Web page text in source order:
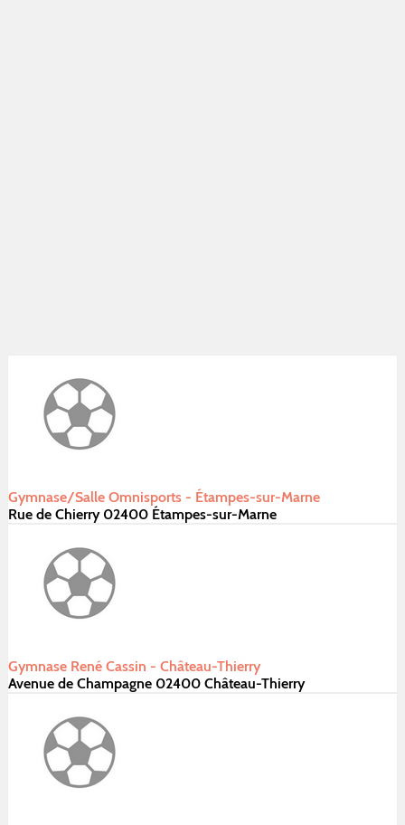
Gymnase/Salle Omnisports - Étampes-sur-Marne
Rue de Chierry 02400 Étampes-sur-Marne
Gymnase René Cassin - Château-Thierry
Avenue de Champagne 02400 Château-Thierry